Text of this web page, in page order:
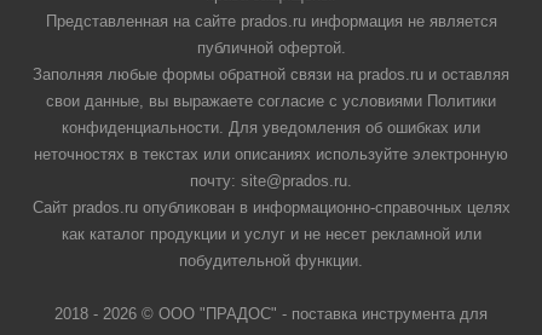
Представленная на сайте prados.ru информация не является
публичной офертой.
Заполняя любые формы обратной связи на prados.ru и оставляя
свои данные, вы выражаете согласие с условиями Политики
конфиденциальности. Для уведомления об ошибках или
неточностях в текстах или описаниях используйте электронную
почту: site@prados.ru.
Сайт prados.ru опубликован в информационно-справочных целях
как каталог продукции и услуг и не несет рекламной или
побудительной функции.
2018 - 2026 © ООО "ПРАДОС" - поставка инструмента для